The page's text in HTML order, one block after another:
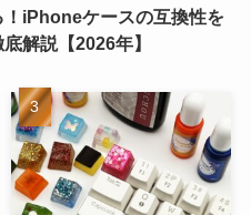
！iPhoneケースの互換性を
解説【2026年】